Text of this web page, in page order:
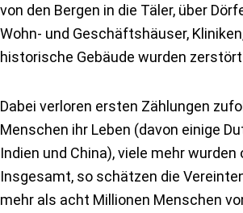
von den Bergen in die Täler, über
Wohn- und Geschäftshäuser,
historische Gebäude wurden
Dabei verloren ersten Zählungen
Menschen ihr Leben (davon einige
Indien und China), viele mehr wurden
Insgesamt, so schätzen die
mehr als acht Millionen Menschen